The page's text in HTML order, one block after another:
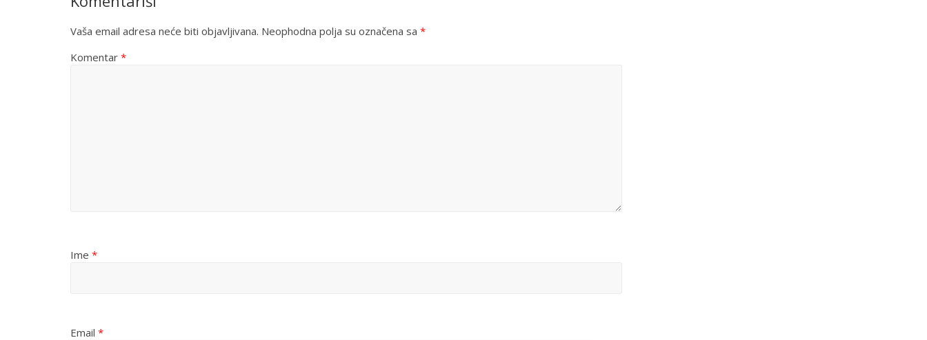
Vaša email adresa neće biti objavljivana. Neophodna polja su označena sa *
Komentar *
Ime *
Email *